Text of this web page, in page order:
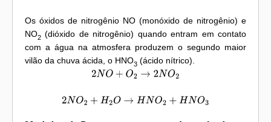
Os óxidos de nitrogênio NO (monóxido de nitrogênio) e
NO2 (dióxido de nitrogênio) quando entram em contato
com a água na atmosfera produzem o segundo maior
vilão da chuva ácida, o HNO3 (ácido nítrico).
2N O+ O2→2 NO2
2 NO 2+H2O→ HNO2+HNO3